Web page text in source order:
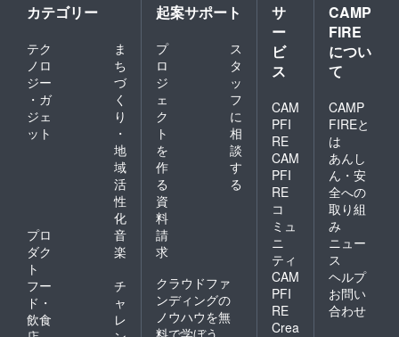
カテゴリー
テク
ノロ
ジー
・ガ
ジェ
ット
ま
ち
づ
く
り
・
地
域
活
性
化
プロ
ダク
ト
音
楽
フー
ド・
飲食
チ
ャ
レ
起案サポート
プ
ロ
ジ
ェ
ク
ト
を
作
る
ス
タ
ッ
フ
に
相
談
す
る
資
料
請
求
クラウドファ
ンディングの
ノウハウを無
料で学ぼう
サ
ー
ビ
ス
CAM
PFI
RE
CAM
PFI
RE
コ
ミュ
ニ
ティ
CAM
PFI
RE
Crea
CAMP
FIRE
につい
て
CAMP
FIREと
は
あんし
ん・安
全への
取り組
み
ニュー
ス
ヘルプ
お問い
合わせ